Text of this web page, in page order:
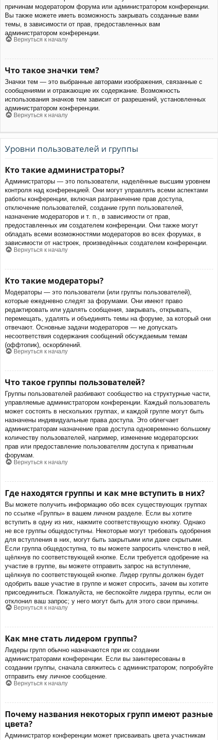
причинам модератором форума или администратором конференции.
Вы также можете иметь возможность закрывать созданные вами
темы, в зависимости от прав, предоставленных вам
администратором конференции.
Вернуться к началу
Что такое значки тем?
Значки тем — это выбранные авторами изображения, связанные с
сообщениями и отражающие их содержание. Возможность
использования значков тем зависит от разрешений, установленных
администратором конференции.
Вернуться к началу
Уровни пользователей и группы
Кто такие администраторы?
Администраторы — это пользователи, наделённые высшим уровнем
контроля над конференцией. Они могут управлять всеми аспектами
работы конференции, включая разграничение прав доступа,
отключение пользователей, создание групп пользователей,
назначение модераторов и т. п., в зависимости от прав,
предоставленных им создателем конференции. Они также могут
обладать всеми возможностями модераторов во всех форумах, в
зависимости от настроек, произведённых создателем конференции.
Вернуться к началу
Кто такие модераторы?
Модераторы — это пользователи (или группы пользователей),
которые ежедневно следят за форумами. Они имеют право
редактировать или удалять сообщения, закрывать, открывать,
перемещать, удалять и объединять темы на форуме, за который они
отвечают. Основные задачи модераторов — не допускать
несоответствия содержания сообщений обсуждаемым темам
(оффтопик), оскорблений.
Вернуться к началу
Что такое группы пользователей?
Группы пользователей разбивают сообщество на структурные части,
управляемые администратором конференции. Каждый пользователь
может состоять в нескольких группах, и каждой группе могут быть
назначены индивидуальные права доступа. Это облегчает
администраторам назначение прав доступа одновременно большому
количеству пользователей, например, изменение модераторских
прав или предоставление пользователям доступа к приватным
форумам.
Вернуться к началу
Где находятся группы и как мне вступить в них?
Вы можете получить информацию обо всех существующих группах
по ссылке «Группы» в вашем личном разделе. Если вы хотите
вступить в одну из них, нажмите соответствующую кнопку. Однако
не все группы общедоступны. Некоторые могут требовать одобрения
для вступления в них, могут быть закрытыми или даже скрытыми.
Если группа общедоступна, то вы можете запросить членство в ней,
щёлкнув по соответствующей кнопке. Если требуется одобрение на
участие в группе, вы можете отправить запрос на вступление,
щёлкнув по соответствующей кнопке. Лидер группы должен будет
одобрить ваше участие в группе и может спросить, зачем вы хотите
присоединиться. Пожалуйста, не беспокойте лидера группы, если он
отклонил ваш запрос; у него могут быть для этого свои причины.
Вернуться к началу
Как мне стать лидером группы?
Лидеры групп обычно назначаются при их создании
администраторами конференции. Если вы заинтересованы в
создании группы, сначала свяжитесь с администратором; попробуйте
отправить ему личное сообщение.
Вернуться к началу
Почему названия некоторых групп имеют разные
цвета?
Администратор конференции может присваивать цвета участникам